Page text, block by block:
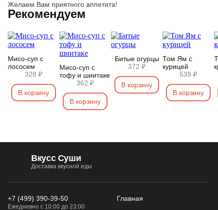
Желаем Вам приятного аппетита!
Рекомендуем
Мисо-суп с
лососем
328 ₽
В корзину
Мисо-суп с
тофу и шиитаке
362 ₽
В корзину
Битые огурцы
372 ₽
В корзину
Том Ям с
курицей
539 ₽
В корзину
Вкусс Суши
Доставка вкусной еды
+7 (499) 390-39-50
Ежедневно с 10:00 до 23:00
Главная